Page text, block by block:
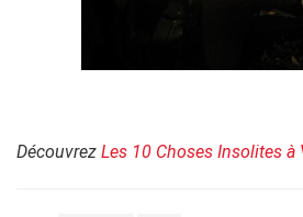
Découvrez Les 10 Choses Insolites à